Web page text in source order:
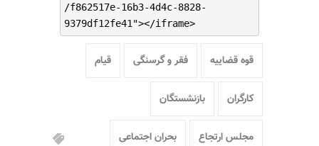
/f862517e-16b3-4d4c-8828-
9379df12fe41"></iframe>
قوه قضاییه فقر و گرسنگی قیام
کارگران بازنشستگان
مجلس ارتجاع بحران اجتماعی